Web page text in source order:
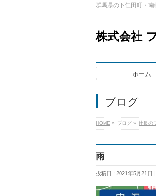
群馬県の下仁田町・
株式会社
ホーム
ブログ
HOME » ブログ » 社長の
雨
投稿日 : 2021年5月21日